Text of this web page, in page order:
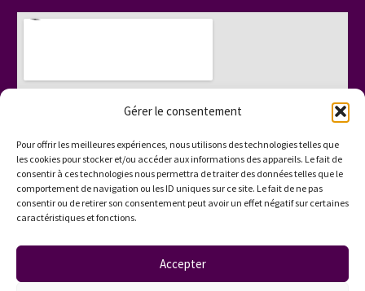
Gérer le consentement
Pour offrir les meilleures expériences, nous utilisons des technologies telles que
les cookies pour stocker et/ou accéder aux informations des appareils. Le fait de
consentir à ces technologies nous permettra de traiter des données telles que le
comportement de navigation ou les ID uniques sur ce site. Le fait de ne pas
consentir ou de retirer son consentement peut avoir un effet négatif sur certaines
caractéristiques et fonctions.
Accepter